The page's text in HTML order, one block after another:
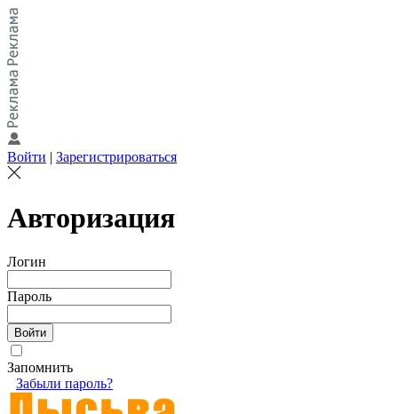
Войти | Зарегистрироваться
Авторизация
Логин
Пароль
Запомнить
Забыли пароль?